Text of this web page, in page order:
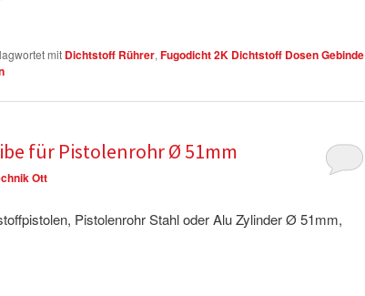
mit Dichtstoff Rührer, Fugodicht 2K Dichtstoff Dosen Gebinde
für Pistolenrohr Ø 51mm
Ott
Pistolenrohr Stahl oder Alu Zylinder Ø 51mm,